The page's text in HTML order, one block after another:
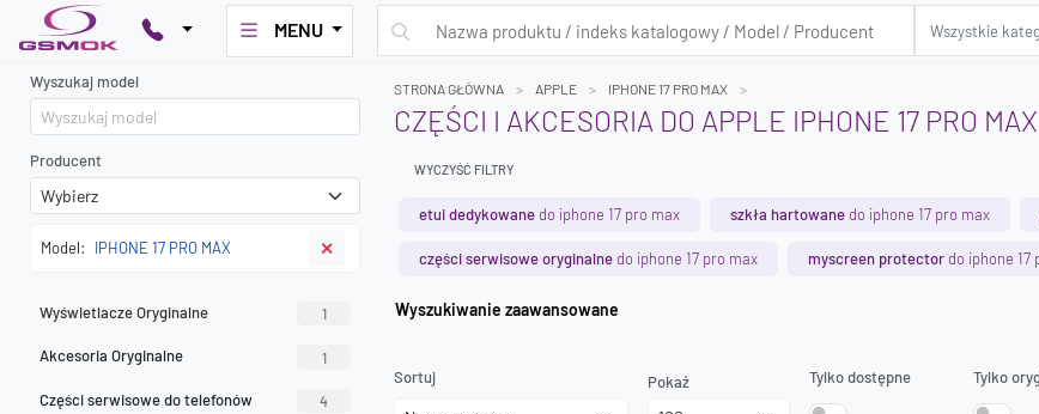
MENU
Wyszukaj model
Producent
Model: IPHONE 17 PRO MAX ✕
Wyświetlacze Oryginalne 1
Akcesoria Oryginalne 1
Części serwisowe do telefonów 4
STRONA GŁÓWNA APPLE IPHONE 17 PRO MAX
CZĘŚCI I AKCESORIA DO APPLE IPHONE 17 PRO MAX
WYCZYŚĆ FILTRY
etui dedykowane do iphone 17 pro max szkła hartowane do iphone 17 pro max
części serwisowe oryginalne do iphone 17 pro max myscreen protector do iphone 17
Wyszukiwanie zaawansowane
Sortuj Pokaż Tylko dostępne Tylko